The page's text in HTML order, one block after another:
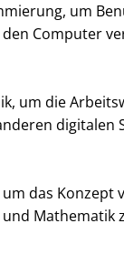
um
Computer
um die
digitalen
das Konzept
Mathematik